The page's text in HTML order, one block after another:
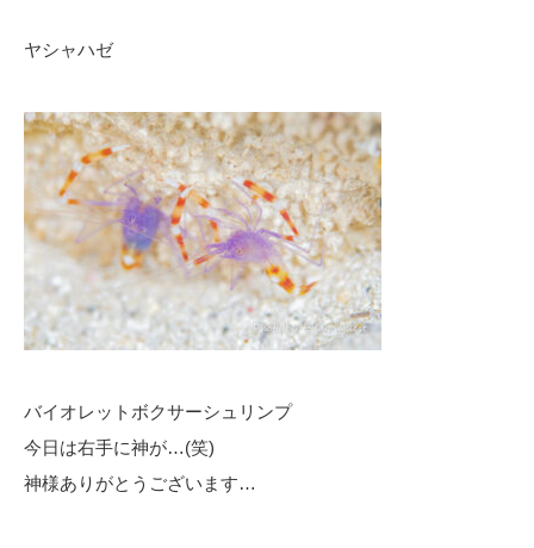
ヤシャハゼ
バイオレットボクサーシュリンプ
今日は右手に神が…(笑)
神様ありがとうございます…